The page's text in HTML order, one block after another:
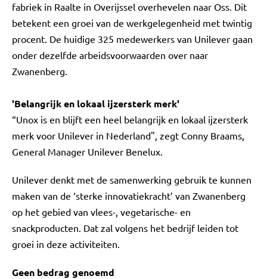
fabriek in Raalte in Overijssel overhevelen naar Oss. Dit
betekent een groei van de werkgelegenheid met twintig
procent. De huidige 325 medewerkers van Unilever gaan
onder dezelfde arbeidsvoorwaarden over naar
Zwanenberg.
'Belangrijk en lokaal ijzersterk merk'
“Unox is en blijft een heel belangrijk en lokaal ijzersterk
merk voor Unilever in Nederland", zegt Conny Braams,
General Manager Unilever Benelux.
Unilever denkt met de samenwerking gebruik te kunnen
maken van de ‘sterke innovatiekracht’ van Zwanenberg
op het gebied van vlees-, vegetarische- en
snackproducten. Dat zal volgens het bedrijf leiden tot
groei in deze activiteiten.
Geen bedrag genoemd